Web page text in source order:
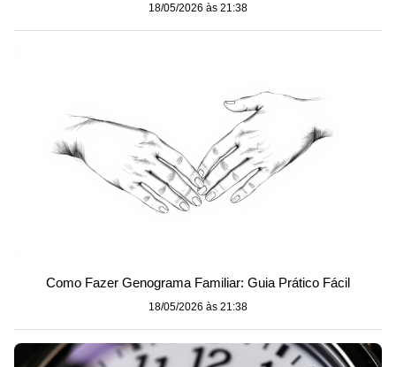
18/05/2026 às 21:38
Como Fazer Genograma Familiar: Guia Prático Fácil
18/05/2026 às 21:38